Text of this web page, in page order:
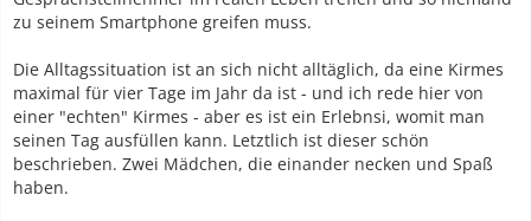
zu seinem Smartphone greifen muss.
Die Alltagssituation ist an sich nicht alltäglich, da eine Kirmes
maximal für vier Tage im Jahr da ist - und ich rede hier von
einer "echten" Kirmes - aber es ist ein Erlebnsi, womit man
seinen Tag ausfüllen kann. Letztlich ist dieser schön
beschrieben. Zwei Mädchen, die einander necken und Spaß
haben.